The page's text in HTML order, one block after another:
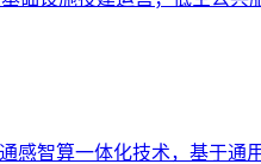
感智算一体化技术，基于